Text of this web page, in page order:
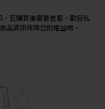
若購買後需要查看，歡迎私
品資訊保障您的權益唷。